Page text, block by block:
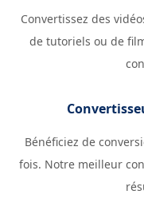
Convertissez des
de tutoriels ou de
Bénéficiez de
fois. Notre meilleur